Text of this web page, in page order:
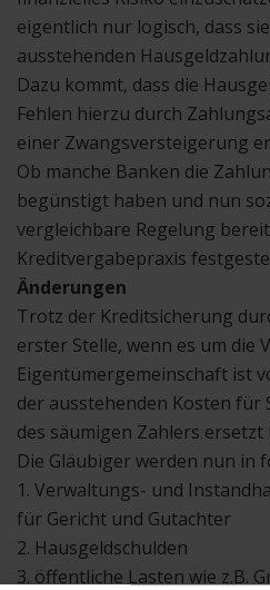
eigentlich nur logisch, dass
ausstehenden
Dazu kommt, dass die
Fehlen hierzu durch
einer Zwangsversteigerung
Ob manche Banken die
begünstigt haben und nun
vergleichbare Regelung
Kreditvergabepraxis
Änderungen
Trotz der Kreditsicherung
erster Stelle, wenn es um die
Eigentümergemeinschaft ist
der ausstehenden Kosten für
des säumigen Zahlers ersetzt
Die Gläubiger werden nun in
1. Verwaltungs- und
für Gericht und Gutachter
2. Hausgeldschulden
3. öffentliche Lasten wie z.B.